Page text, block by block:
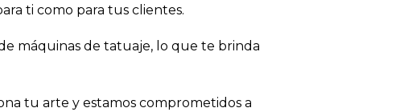
ti como para tus clientes.
máquinas de tatuaje, lo que te brinda
tu arte y estamos comprometidos a